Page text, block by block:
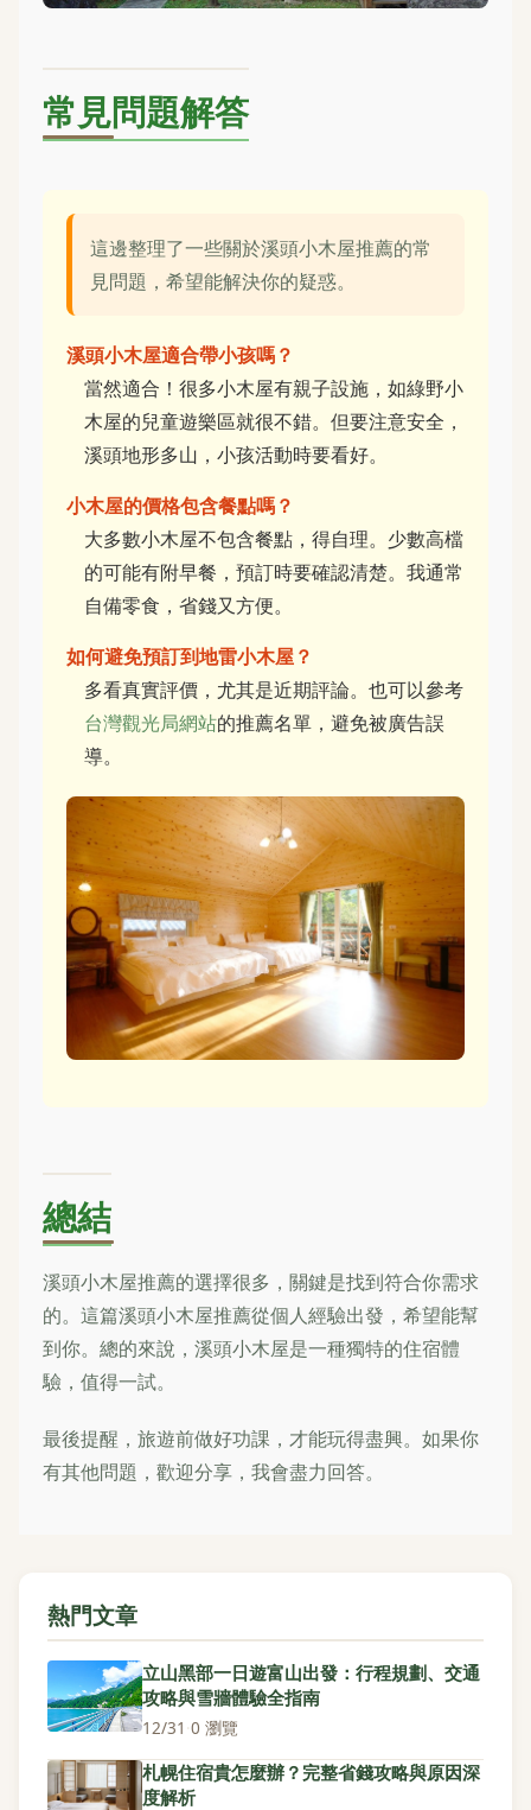
常見問題解答
這邊整理了一些關於溪頭小木屋推薦的常
見問題，希望能解決你的疑惑。
溪頭小木屋適合帶小孩嗎？
當然適合！很多小木屋有親子設施，如綠野小
木屋的兒童遊樂區就很不錯。但要注意安全，
溪頭地形多山，小孩活動時要看好。
小木屋的價格包含餐點嗎？
大多數小木屋不包含餐點，得自理。少數高檔
的可能有附早餐，預訂時要確認清楚。我通常
自備零食，省錢又方便。
如何避免預訂到地雷小木屋？
多看真實評價，尤其是近期評論。也可以參考
台灣觀光局網站的推薦名單，避免被廣告誤
導。
總結
溪頭小木屋推薦的選擇很多，關鍵是找到符合你需求
的。這篇溪頭小木屋推薦從個人經驗出發，希望能幫
到你。總的來說，溪頭小木屋是一種獨特的住宿體
驗，值得一試。
最後提醒，旅遊前做好功課，才能玩得盡興。如果你
有其他問題，歡迎分享，我會盡力回答。
熱門文章
立山黑部一日遊富山出發：行程規劃、交通
攻略與雪牆體驗全指南
12/31 ·0 瀏覽
札幌住宿貴怎麼辦？完整省錢攻略與原因深
度解析